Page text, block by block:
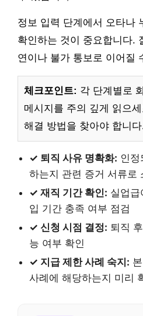
정보 입력 단계에서 오타나
확인하는 것이 중요합니다.
연이나 불가 통보로 이어질
체크포인트: 각 단계별로
메시지를 주의 깊게 읽으
해결 방법을 찾아야 합니
✓ 퇴직 사유 명확화: 인
하는지 관련 증거 서류로
✓ 재직 기간 확인: 실업
입 기간 충족 여부 점검
✓ 신청 시점 결정: 퇴직
능 여부 확인
✓ 지급 제한 사례 숙지:
사례에 해당하는지 미리